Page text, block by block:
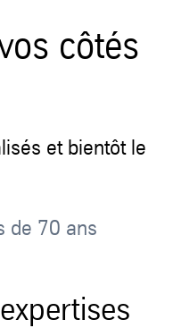
côtés
et bientôt le
de 70 ans